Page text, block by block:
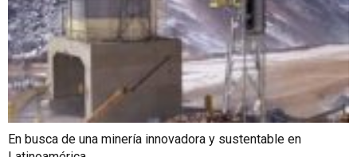
En busca de una minería innovadora y sustentable en